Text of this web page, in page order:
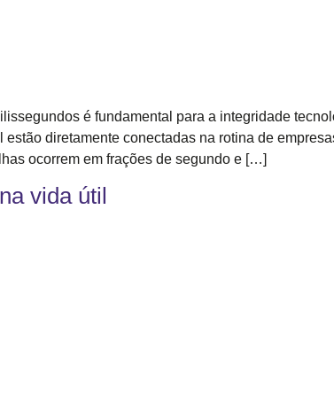
é fundamental para a integridade
diretamente conectadas na rotina de
ocorrem em frações de segundo e […]
vida útil